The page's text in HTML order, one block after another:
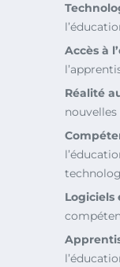
Accès à
Réalité
Logiciels